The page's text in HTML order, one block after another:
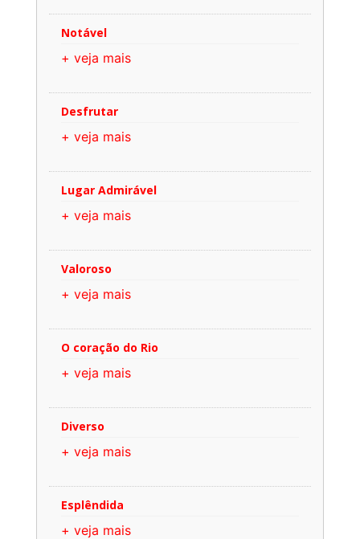
Notável
+ veja mais
Desfrutar
+ veja mais
Lugar Admirável
+ veja mais
Valoroso
+ veja mais
O coração do Rio
+ veja mais
Diverso
+ veja mais
Esplêndida
+ veja mais